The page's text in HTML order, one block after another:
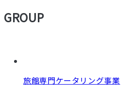
GROUP
旅館専門ケータリング事業